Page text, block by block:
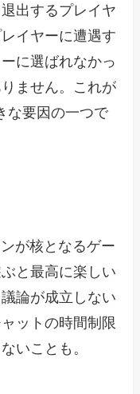
出するプレイヤ
イヤーに遭遇す
に選ばれなかっ
ません。これが
な要因の一つで
が核となるゲー
と最高に楽しい
論が成立しない
ットの時間制限
いことも。